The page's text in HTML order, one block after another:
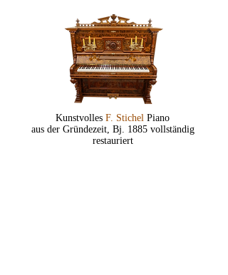
Kunstvolles F. Stichel Piano
aus der Gründezeit, Bj. 1885 vollständig
restauriert